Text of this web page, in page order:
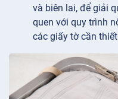
và biên lai, để giải
quen với quy trình
các giấy tờ cần